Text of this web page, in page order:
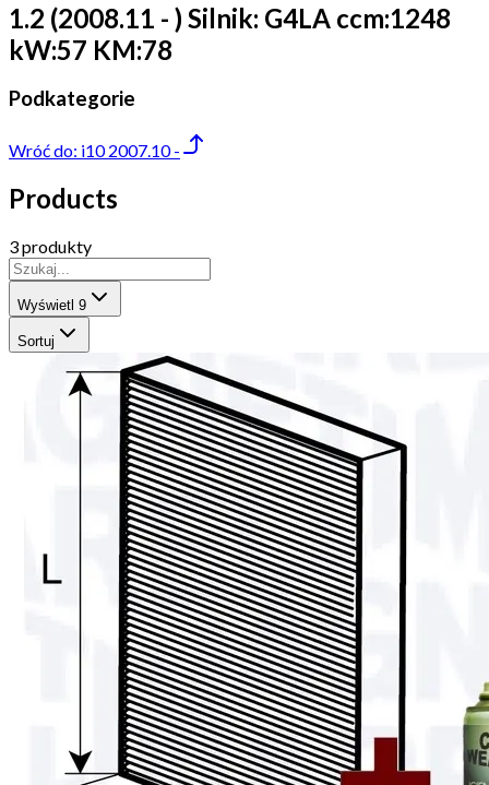
1.2 (2008.11 - ) Silnik: G4LA ccm:1248
kW:57 KM:78
Podkategorie
Wróć do: i10 2007.10 -
Products
3 produkty
Wyświetl 9
Sortuj